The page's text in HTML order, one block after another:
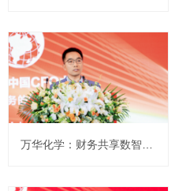
万华化学：财务共享数智化破局 构建全球化管控新范式